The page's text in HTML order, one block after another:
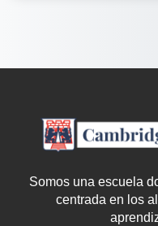
Somos una escuela
centrada en los